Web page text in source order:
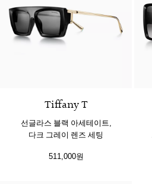
Tiffany T
선글라스 블랙 아세테이트,
다크 그레이 렌즈 세팅
511,000원